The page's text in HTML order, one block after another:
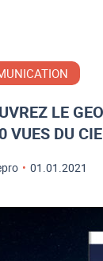
LE
VUES DU
• 01.01.2021